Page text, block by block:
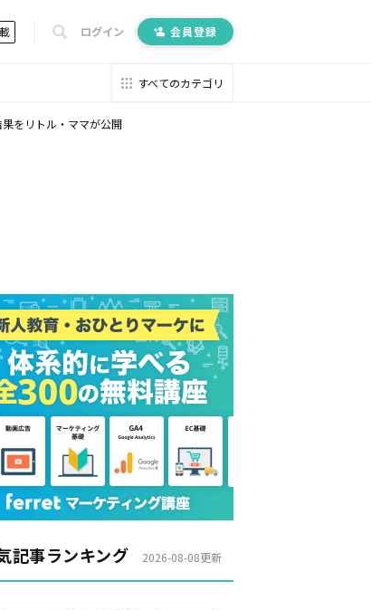
ログイン 会員登録
すべてのカテゴリ
をリトル・ママが公開
記事ランキング 2026-08-08更新